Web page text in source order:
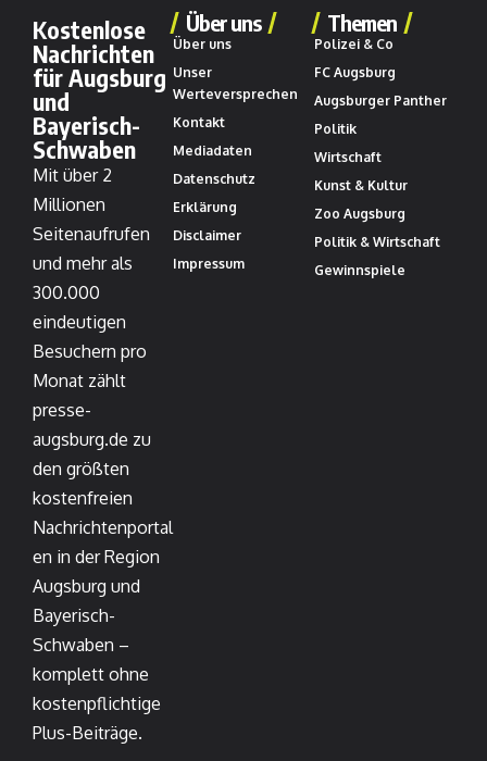
Kostenlose
Nachrichten
für Augsburg
und
Bayerisch-
Schwaben
Mit über 2
Millionen
Seitenaufrufen
und mehr als
300.000
eindeutigen
Besuchern pro
Monat zählt
presse-
augsburg.de zu
den größten
kostenfreien
Nachrichtenportal
en in der Region
Augsburg und
Bayerisch-
Schwaben –
komplett ohne
kostenpflichtige
Plus-Beiträge.
Über uns
Über uns
Unser
Werteversprechen
Kontakt
Mediadaten
Datenschutz
Erklärung
Disclaimer
Impressum
Themen
Polizei & Co
FC Augsburg
Augsburger Panther
Politik
Wirtschaft
Kunst & Kultur
Zoo Augsburg
Politik & Wirtschaft
Gewinnspiele